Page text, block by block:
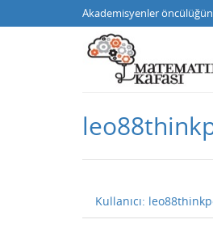
Akademisyenler
Kullanıcı: